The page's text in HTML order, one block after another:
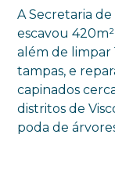
A Secretaria
escavou
além de limpar
tampas, e
capinados
distritos de
poda de